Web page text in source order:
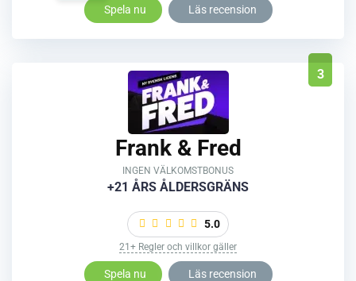
Spela nu Läs recension
3
Frank & Fred
INGEN VÄLKOMSTBONUS
+21 ÅRS ÅLDERSGRÄNS
5.0
21+ Regler och villkor gäller
Spela nu Läs recension